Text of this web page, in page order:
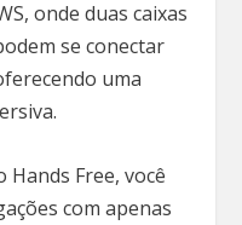
onde duas caixas
se conectar
uma
Hands Free, você
com apenas